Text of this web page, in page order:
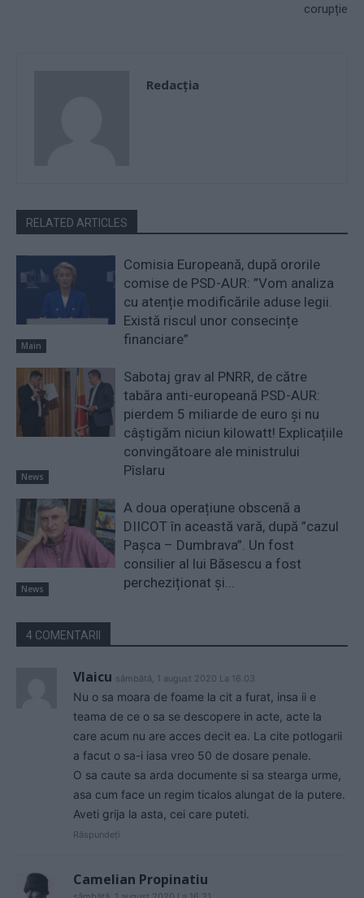
corupție
Redacţia
RELATED ARTICLES
Main
Comisia Europeană, după ororile
comise de PSD-AUR: ”Vom analiza
cu atenție modificările aduse legii.
Există riscul unor consecințe
financiare”
News
Sabotaj grav al PNRR, de către
tabăra anti-europeană PSD-AUR:
pierdem 5 miliarde de euro și nu
câștigăm niciun kilowatt! Explicațiile
convingătoare ale ministrului
Pîslaru
News
A doua operațiune obscenă a
DIICOT în această vară, după ”cazul
Pașca – Dumbrava”. Un fost
consilier al lui Băsescu a fost
percheziționat și...
4 COMENTARII
Vlaicu sâmbătă, 1 august 2020 La 16.03
Nu o sa moara de foame la cit a furat, insa ii e
teama de ce o sa se descopere in acte, acte la
care acum nu are acces decit ea. La cite potlogarii
a facut o sa-i iasa vreo 50 de dosare penale.
O sa caute sa arda documente si sa stearga urme,
asa cum face un regim ticalos alungat de la putere.
Aveti grija la asta, cei care puteti.
Răspundeți
Camelian Propinatiu